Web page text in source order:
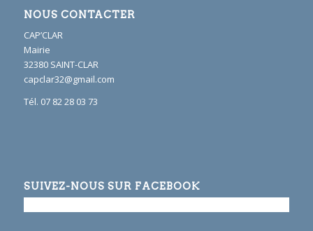
NOUS CONTACTER
CAP’CLAR
Mairie
32380 SAINT-CLAR
capclar32@gmail.com
Tél. 07 82 28 03 73
SUIVEZ-NOUS SUR FACEBOOK